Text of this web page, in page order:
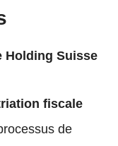
Holding Suisse
fiscale
de